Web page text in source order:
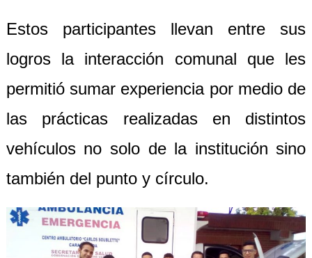
Estos participantes llevan entre sus
logros la interacción comunal que les
permitió sumar experiencia por medio de
las prácticas realizadas en distintos
vehículos no solo de la institución sino
también del punto y círculo.